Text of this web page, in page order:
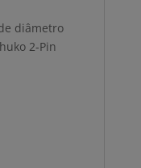
diâmetro
2-Pin